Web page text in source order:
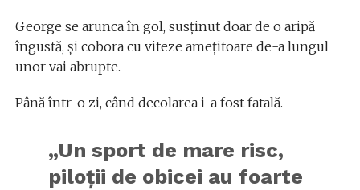
George se arunca în gol, susținut doar de o aripă
îngustă, și cobora cu viteze ameţitoare de-a lungul
unor vai abrupte.
Până într-o zi, când decolarea i-a fost fatală.
„Un sport de mare risc,
piloţii de obicei au foarte